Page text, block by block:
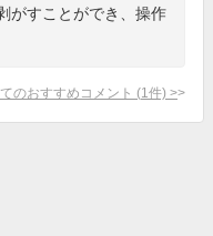
がすことができ、操作
のおすすめコメント (1 件) >